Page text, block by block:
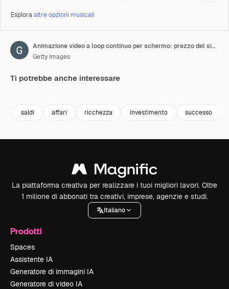
Esploraaltre opzioni musicali
Animazione video a loop continuo per schermo: prezzo del simbolo dell'oro (materia prima) sui dati del mercato azionario
Getty Images
Ti potrebbe anche interessare
saldi affari ricchezza investimento successo
La piattaforma creativa per realizzare i tuoi migliori lavori. Oltre
1 milione di abbonati tra creativi, imprese, agenzie e studi.
Italiano
Prodotti
Spaces
Assistente IA
Generatore di immagini IA
Generatore di video IA